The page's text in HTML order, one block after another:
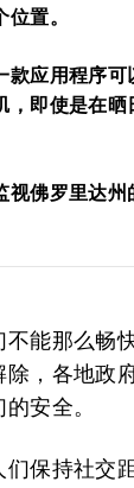
置。
款应用程序
，即使是在
视佛罗里达
能那么畅
，各地政
安全。
们保持社交